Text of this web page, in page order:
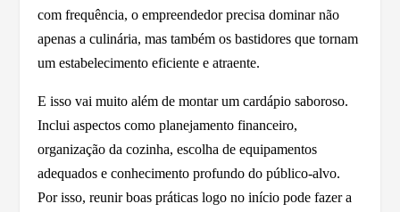
com frequência, o empreendedor precisa dominar não
apenas a culinária, mas também os bastidores que tornam
um estabelecimento eficiente e atraente.
E isso vai muito além de montar um cardápio saboroso.
Inclui aspectos como planejamento financeiro,
organização da cozinha, escolha de equipamentos
adequados e conhecimento profundo do público-alvo.
Por isso, reunir boas práticas logo no início pode fazer a